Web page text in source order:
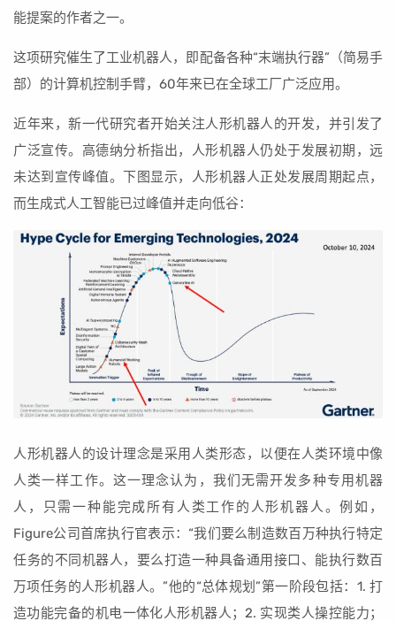
能提案的作者之一。
这项研究催生了工业机器人，即配备各种“末端执行器”（简易手
部）的计算机控制手臂，60年来已在全球工厂广泛应用。
近年来，新一代研究者开始关注人形机器人的开发，并引发了
广泛宣传。高德纳分析指出，人形机器人仍处于发展初期，远
未达到宣传峰值。下图显示，人形机器人正处发展周期起点，
而生成式人工智能已过峰值并走向低谷：
人形机器人的设计理念是采用人类形态，以便在人类环境中像
人类一样工作。这一理念认为，我们无需开发多种专用机器
人，只需一种能完成所有人类工作的人形机器人。例如，
Figure公司首席执行官表示：“我们要么制造数百万种执行特定
任务的不同机器人，要么打造一种具备通用接口、能执行数百
万项任务的人形机器人。”他的“总体规划”第一阶段包括：1. 打
造功能完备的机电一体化人形机器人；2. 实现类人操控能力；